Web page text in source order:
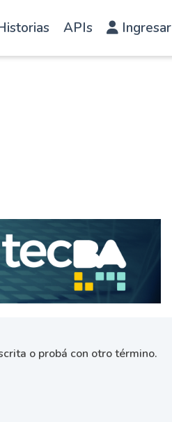
APIs Ingresar
o probá con otro término.